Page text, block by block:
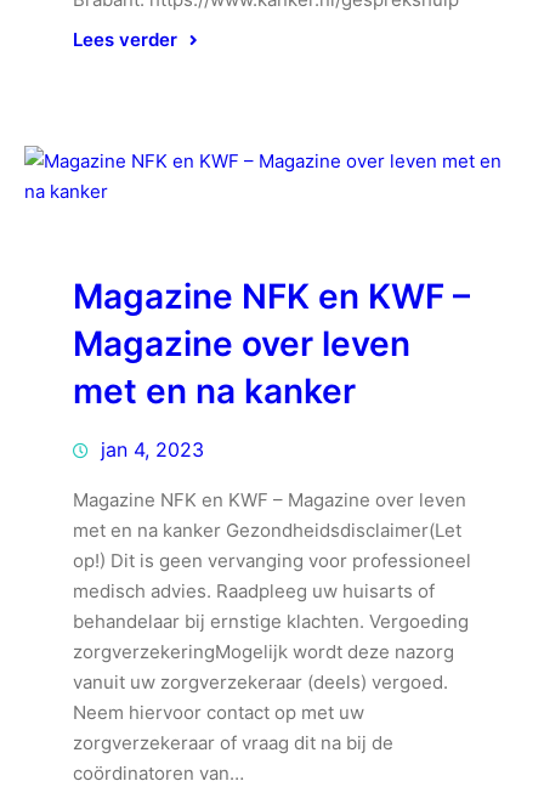
Lees verder
Magazine NFK en KWF –
Magazine over leven
met en na kanker
jan 4, 2023
Magazine NFK en KWF – Magazine over leven
met en na kanker Gezondheidsdisclaimer(Let
op!) Dit is geen vervanging voor professioneel
medisch advies. Raadpleeg uw huisarts of
behandelaar bij ernstige klachten. Vergoeding
zorgverzekeringMogelijk wordt deze nazorg
vanuit uw zorgverzekeraar (deels) vergoed.
Neem hiervoor contact op met uw
zorgverzekeraar of vraag dit na bij de
coördinatoren van…